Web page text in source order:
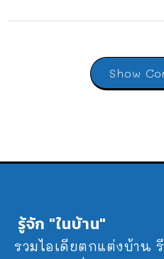
Show
รู้จัก "ในบ้าน"
รวมไอเดียตกแต่งบ้าน